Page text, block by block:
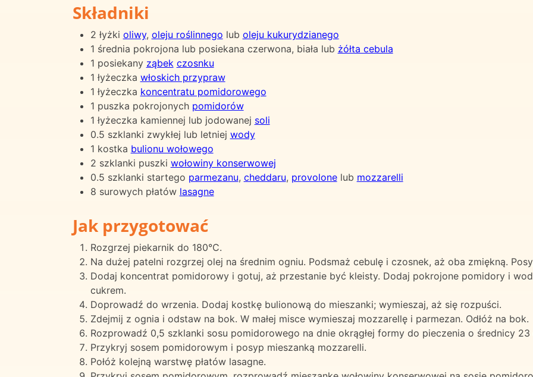
Składniki
2 łyżki oliwy, oleju roślinnego lub oleju kukurydzianego
1 średnia pokrojona lub posiekana czerwona, biała lub żółta cebula
1 posiekany ząbek czosnku
1 łyżeczka włoskich przypraw
1 łyżeczka koncentratu pomidorowego
1 puszka pokrojonych pomidorów
1 łyżeczka kamiennej lub jodowanej soli
0.5 szklanki zwykłej lub letniej wody
1 kostka bulionu wołowego
2 szklanki puszki wołowiny konserwowej
0.5 szklanki startego parmezanu, cheddaru, provolonelub mozzarelli
8 surowych płatów lasagne
Jak przygotować
Rozgrzej piekarnik do 180°C.
Na dużej patelni rozgrzej olej na średnim ogniu. Podsmaż cebulę i czosnek, aż oba zmiękną.
Dodaj koncentrat pomidorowy i gotuj, aż przestanie być kleisty. Dodaj pokrojone pomidory i
cukrem.
Doprowadź do wrzenia. Dodaj kostkę bulionową do mieszanki; wymieszaj, aż się rozpuści.
Zdejmij z ognia i odstaw na bok. W małej misce wymieszaj mozzarellę i parmezan. Odłóż na bok.
Rozprowadź 0,5 szklanki sosu pomidorowego na dnie okrągłej formy do pieczenia o średnicy 23
Przykryj sosem pomidorowym i posyp mieszanką mozzarelli.
Połóż kolejną warstwę płatów lasagne.